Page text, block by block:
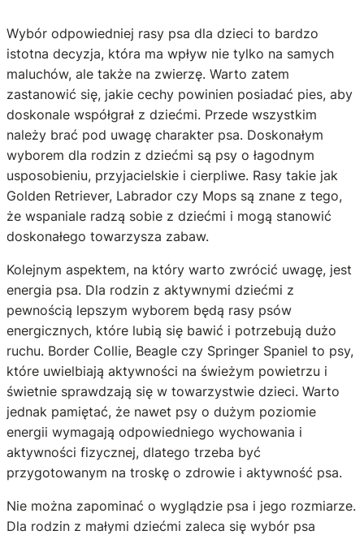
Wybór odpowiedniej rasy psa dla dzieci to bardzo
istotna decyzja, która ma wpływ nie tylko na samych
maluchów, ale także na zwierzę. Warto zatem
zastanowić się, jakie cechy powinien posiadać pies, aby
doskonale współgrał z dziećmi. Przede wszystkim
należy brać pod uwagę charakter psa. Doskonałym
wyborem dla rodzin z dziećmi są psy o łagodnym
usposobieniu, przyjacielskie i cierpliwe. Rasy takie jak
Golden Retriever, Labrador czy Mops są znane z tego,
że wspaniale radzą sobie z dziećmi i mogą stanowić
doskonałego towarzysza zabaw.
Kolejnym aspektem, na który warto zwrócić uwagę, jest
energia psa. Dla rodzin z aktywnymi dziećmi z
pewnością lepszym wyborem będą rasy psów
energicznych, które lubią się bawić i potrzebują dużo
ruchu. Border Collie, Beagle czy Springer Spaniel to psy,
które uwielbiają aktywności na świeżym powietrzu i
świetnie sprawdzają się w towarzystwie dzieci. Warto
jednak pamiętać, że nawet psy o dużym poziomie
energii wymagają odpowiedniego wychowania i
aktywności fizycznej, dlatego trzeba być
przygotowanym na troskę o zdrowie i aktywność psa.
Nie można zapominać o wyglądzie psa i jego rozmiarze.
Dla rodzin z małymi dziećmi zaleca się wybór psa